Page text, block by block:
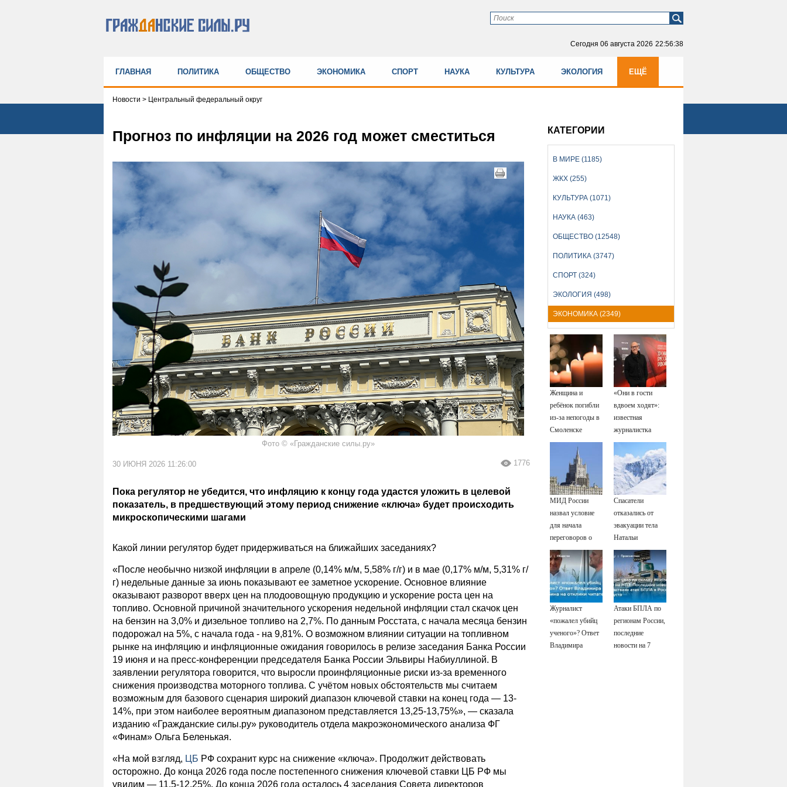
Сегодня 06 августа 2026 22:56:39
ГЛАВНАЯ ПОЛИТИКА ОБЩЕСТВО ЭКОНОМИКА СПОРТ НАУКА КУЛЬТУРА ЭКОЛОГИЯ ЕЩЁ
Новости > Центральный федеральный округ
Прогноз по инфляции на 2026 год может сместиться
Фото © «Гражданские силы.ру»
30 ИЮНЯ 2026 11:26:00 1776
Пока регулятор не убедится, что инфляцию к концу года удастся уложить в целевой
показатель, в предшествующий этому период снижение «ключа» будет происходить
микроскопическими шагами
Какой линии регулятор будет придерживаться на ближайших заседаниях?
«После необычно низкой инфляции в апреле (0,14% м/м, 5,58% г/г) и в мае (0,17% м/м, 5,31% г/
г) недельные данные за июнь показывают ее заметное ускорение. Основное влияние
оказывают разворот вверх цен на плодоовощную продукцию и ускорение роста цен на
топливо. Основной причиной значительного ускорения недельной инфляции стал скачок цен
на бензин на 3,0% и дизельное топливо на 2,7%. По данным Росстата, с начала месяца бензин
подорожал на 5%, с начала года - на 9,81%. О возможном влиянии ситуации на топливном
рынке на инфляцию и инфляционные ожидания говорилось в релизе заседания Банка России
19 июня и на пресс-конференции председателя Банка России Эльвиры Набиуллиной. В
заявлении регулятора говорится, что выросли проинфляционные риски из-за временного
снижения производства моторного топлива. С учётом новых обстоятельств мы считаем
возможным для базового сценария широкий диапазон ключевой ставки на конец года — 13-
14%, при этом наиболее вероятным диапазоном представляется 13,25-13,75%», — сказала
изданию «Гражданские силы.ру» руководитель отдела макроэкономического анализа ФГ
«Финам» Ольга Беленькая.
«На мой взгляд, ЦБ РФ сохранит курс на снижение «ключа». Продолжит действовать
осторожно. До конца 2026 года после постепенного снижения ключевой ставки ЦБ РФ мы
увидим — 11,5-12,25%. До конца 2026 года осталось 4 заседания Совета директоров
КАТЕГОРИИ
В МИРЕ (1185)
ЖКХ (255)
КУЛЬТУРА (1071)
НАУКА (463)
ОБЩЕСТВО (12548)
ПОЛИТИКА (3747)
СПОРТ (324)
ЭКОЛОГИЯ (498)
ЭКОНОМИКА (2349)
Женщина и
ребёнок погибли
из-за непогоды в
Смоленске
«Они в гости
вдвоем ходят»:
известная
журналистка
подтвердила
роман
Бондарчука и
Исаковой
МИД России
назвал условие
для начала
переговоров о
мире с Украиной
Спасатели
отказались от
эвакуации тела
Натальи
Наговицыной с
семитысячника
Журналист
«пожалел убийц
ученого»? Ответ
Владимира
Атаки БПЛА по
регионам России,
последние
новости на 7